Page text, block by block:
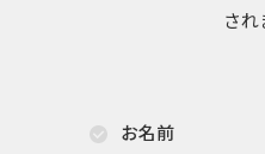
され
お名前